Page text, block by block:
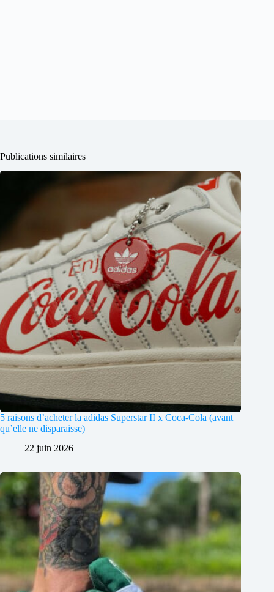
Publications similaires
5 raisons d’acheter la adidas Superstar II x Coca-Cola (avant
qu’elle ne disparaisse)
22 juin 2026